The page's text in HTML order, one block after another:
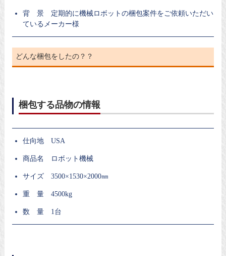
背 景 定期的に機械ロボットの梱包案件をご依頼いただい
ているメーカー様
どんな梱包をしたの？？
梱包する品物の情報
仕向地 USA
商品名 ロボット機械
サイズ 3500×1530×2000㎜
重 量 4500kg
数 量 1台